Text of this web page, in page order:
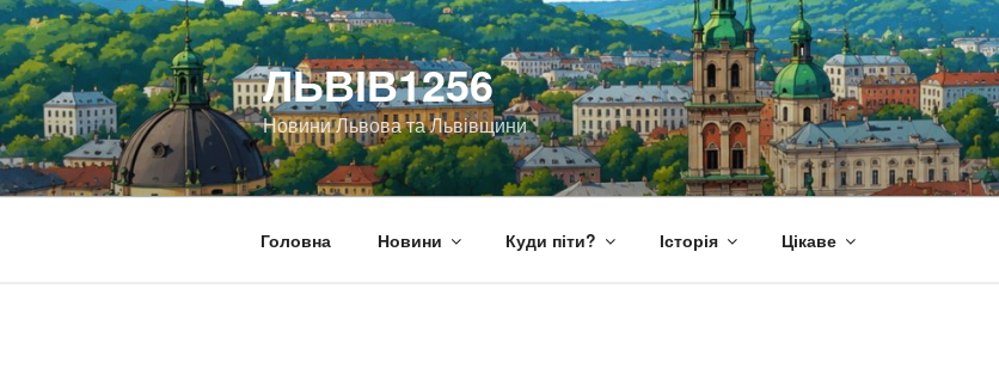
Перейти
до
вмісту
ЛЬВІВ1256
Новини Львова та Львівщини
Головна Новини Куди піти? Історія Цікаве